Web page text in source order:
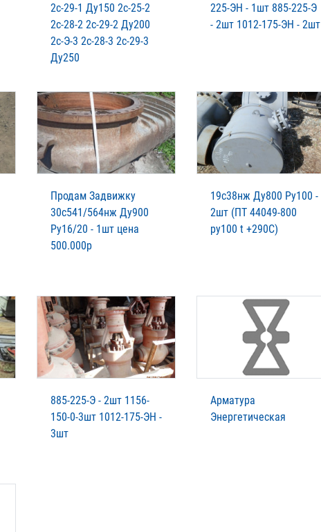
2с-29-1 Ду150 2с-25-2
2с-28-2 2с-29-2 Ду200
2с-Э-3 2с-28-3 2с-29-3
Ду250
225-ЭН - 1шт 885-225-Э
- 2шт 1012-175-ЭН - 2шт
Продам Задвижку
30с541/564нж Ду900
Ру16/20 - 1шт цена
500.000р
19с38нж Ду800 Ру100 -
2шт (ПТ 44049-800
ру100 t +290C)
885-225-Э - 2шт 1156-
150-0-3шт 1012-175-ЭН -
3шт
Арматура
Энергетическая